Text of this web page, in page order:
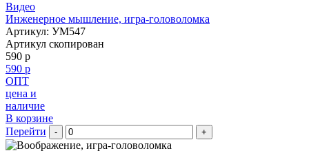
Видео
Инженерное мышление, игра-головоломка
Артикул: УМ547
Артикул скопирован
590 р
590 р
ОПТ
цена и
наличие
В корзине
Перейти
- +